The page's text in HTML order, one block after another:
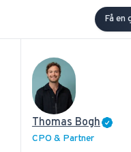
Få en
Thomas Bogh
CPO & Partner